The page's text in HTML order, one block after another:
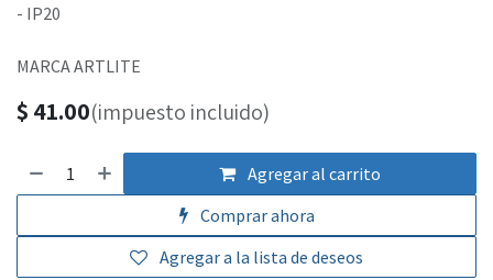
- IP20
MARCA ARTLITE
$ 41.00(impuesto incluido)
Agregar al carrito
Comprar ahora
Agregar a la lista de deseos